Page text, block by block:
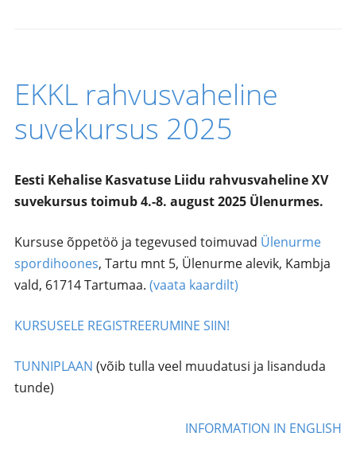
EKKL rahvusvaheline
suvekursus 2025
Eesti Kehalise Kasvatuse Liidu rahvusvaheline XV
suvekursus toimub 4.-8. august 2025 Ülenurmes.
Kursuse õppetöö ja tegevused toimuvad Ülenurme
spordihoones, Tartu mnt 5, Ülenurme alevik, Kambja
vald, 61714 Tartumaa. (vaata kaardilt)
KURSUSELE REGISTREERUMINE SIIN!
TUNNIPLAAN (võib tulla veel muudatusi ja lisanduda
tunde)
INFORMATION IN ENGLISH